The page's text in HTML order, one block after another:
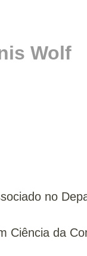
Wolf
no
Ciência da